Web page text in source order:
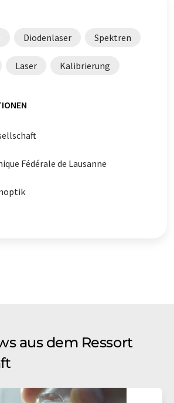
Diodenlaser Spektren
Laser Kalibrierung
Fédérale de Lausanne
aus dem Ressort